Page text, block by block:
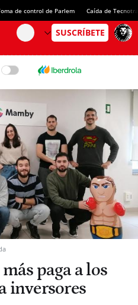
de control de Parlem Caída de
paga a los
inversores